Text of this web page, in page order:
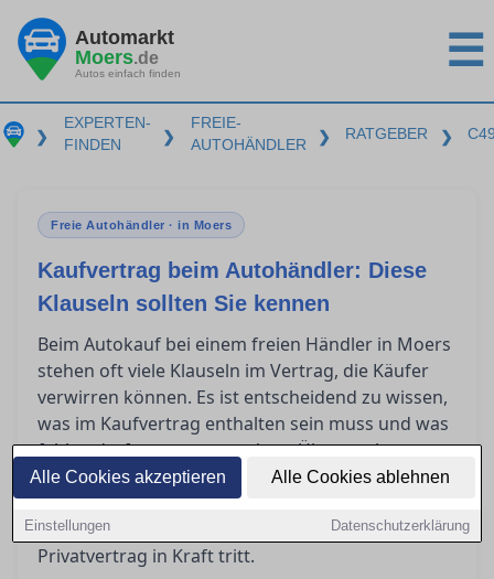
Alle Cookies akzeptieren Alle Cookies ablehnen
Einstellungen Datenschutzerklärung
Automarkt
Moers.de
Autos einfach finden ☰
❯
EXPERTEN-
FINDEN
❯
FREIE-
AUTOHÄNDLER
❯ RATGEBER ❯
Freie Autohändler · in Moers
Kaufvertrag beim Autohändler: Diese
Klauseln sollten Sie kennen
Beim Autokauf bei einem freien Händler in Moers
stehen oft viele Klauseln im Vertrag, die Käufer
verwirren können. Es ist entscheidend zu wissen,
was im Kaufvertrag enthalten sein muss und was
fehlen darf, um unangenehme Überraschungen
zu vermeiden. Dieser Artikel gibt Aufschluss
darüber, was der Gewährleistungsausschluss
bedeutet und wann ein Händler- oder
Privatvertrag in Kraft tritt.